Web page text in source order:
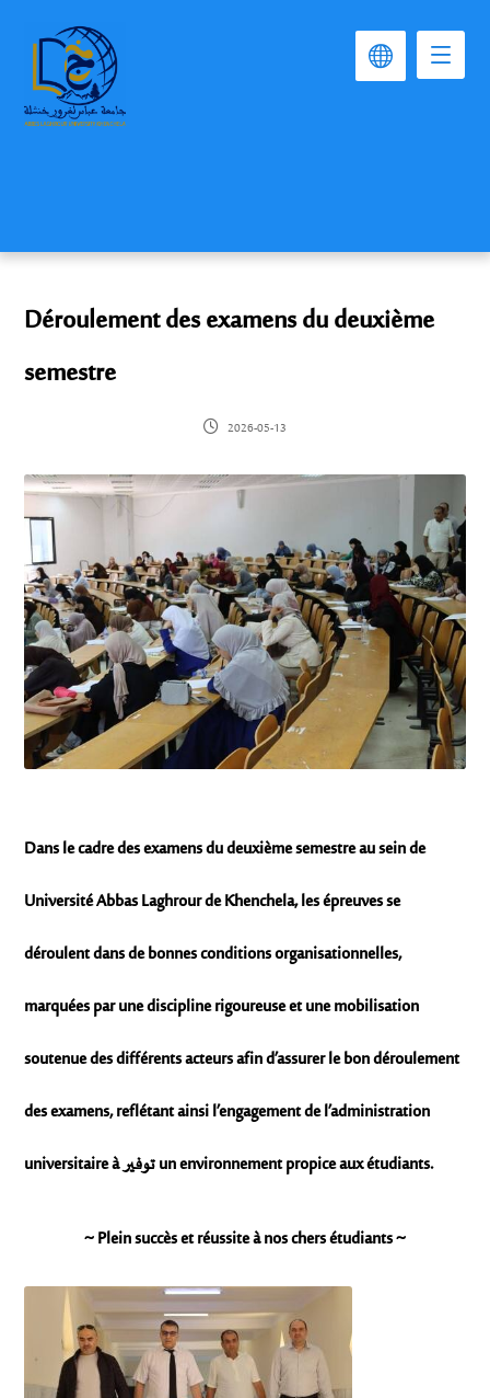
Déroulement des examens du deuxième
semestre
2026-05-13
Dans le cadre des examens du deuxième semestre au sein de
Université Abbas Laghrour de Khenchela, les épreuves se
déroulent dans de bonnes conditions organisationnelles,
marquées par une discipline rigoureuse et une mobilisation
soutenue des différents acteurs afin d’assurer le bon déroulement
des examens, reflétant ainsi l’engagement de l’administration
universitaire à توفير un environnement propice aux étudiants.
~ Plein succès et réussite à nos chers étudiants ~